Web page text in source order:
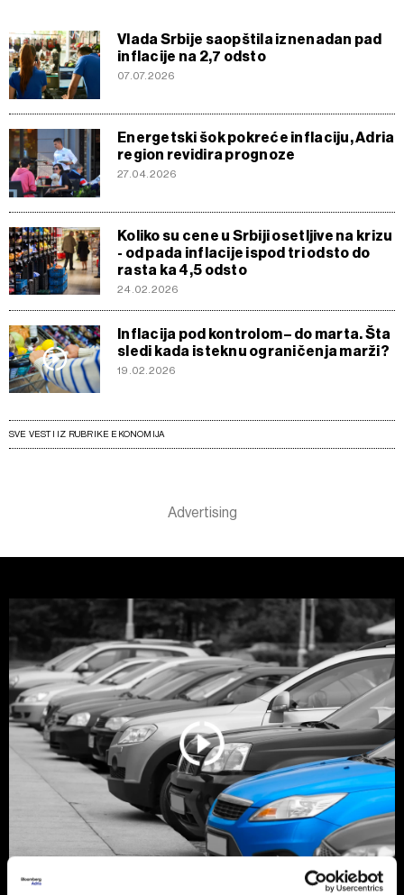
Vlada Srbije saopštila iznenadan pad
inflacije na 2,7 odsto
07.07.2026
Energetski šok pokreće inflaciju, Adria
region revidira prognoze
27.04.2026
Koliko su cene u Srbiji osetljive na krizu
- od pada inflacije ispod tri odsto do
rasta ka 4,5 odsto
24.02.2026
Inflacija pod kontrolom – do marta. Šta
sledi kada isteknu ograničenja marži?
19.02.2026
SVE VESTI IZ RUBRIKE EKONOMIJA